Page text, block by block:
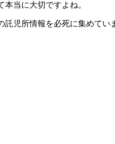
当に大切ですよね。
託児所情報を必死に集めて